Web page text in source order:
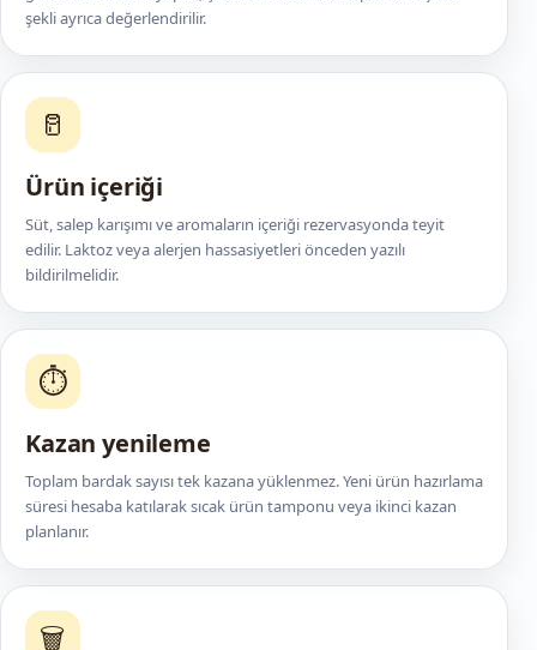
şekli ayrıca değerlendirilir.
🥛
Ürün içeriği
Süt, salep karışımı ve aromaların içeriği rezervasyonda teyit
edilir. Laktoz veya alerjen hassasiyetleri önceden yazılı
bildirilmelidir.
⏱️
Kazan yenileme
Toplam bardak sayısı tek kazana yüklenmez. Yeni ürün hazırlama
süresi hesaba katılarak sıcak ürün tamponu veya ikinci kazan
planlanır.
🗑️